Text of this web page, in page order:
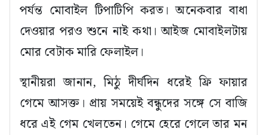
পর্যন্ত মোবাইল টিপাটিপি করত। অনেকবার বাধা
দেওয়ার পরও শুনে নাই কথা। আইজ মোবাইলটায়
মোর বেটাক মারি ফেলাইল।
স্থানীয়রা জানান, মিঠু দীর্ঘদিন ধরেই ফ্রি ফায়ার
গেমে আসক্ত। প্রায় সময়েই বন্ধুদের সঙ্গে সে বাজি
ধরে এই গেম খেলতেন। গেমে হেরে গেলে তার মন